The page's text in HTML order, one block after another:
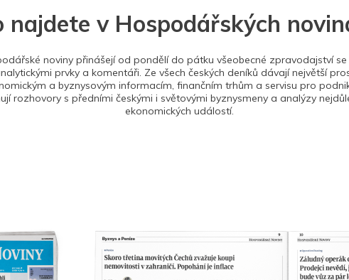
najdete v Hospodářských
noviny přinášejí od pondělí do pátku všeobecné zpravodajství se
prvky a komentáři. Ze všech českých deníků dávají největší
a byznysovým informacím, finančním trhům a servisu pro
rozhovory s předními českými i světovými byznysmeny a analýzy
ekonomických událostí.